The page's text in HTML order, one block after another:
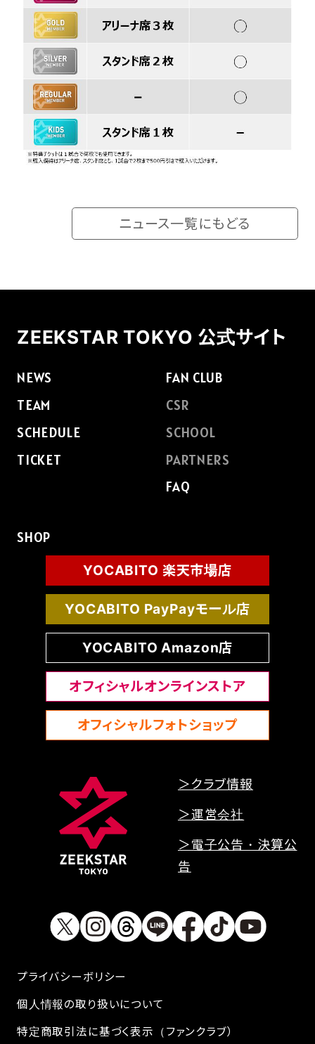
ニュース一覧にもどる
ZEEKSTAR TOKYO 公式サイト
NEWS
TEAM
SCHEDULE
TICKET
FAN CLUB
CSR
SCHOOL
PARTNERS
FAQ
SHOP
YOCABITO 楽天市場店
YOCABITO PayPayモール店
YOCABITO Amazon店
オフィシャルオンラインストア
オフィシャルフォトショップ
＞クラブ情報
＞運営会社
＞電子公告・決算公
告
プライバシーボリシー
個人情報の取り扱いについて
特定商取引法に基づく表示（ファンクラブ）